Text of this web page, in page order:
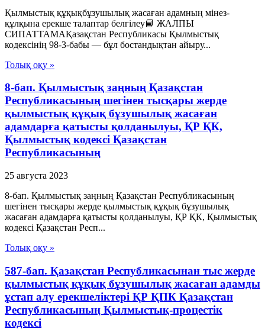
Қылмыстық құқықбұзушылық жасаған адамның мінез-
құлқына ерекше талаптар белгілеу📘 ЖАЛПЫ
СИПАТТАМАҚазақстан Республикасы Қылмыстық
кодексінің 98-3-бабы — бұл бостандықтан айыру...
Толық оқу »
8-бап. Қылмыстық заңның Қазақстан
Республикасының шегiнен тысқары жерде
қылмыстық құқық бұзушылық жасаған
адамдарға қатысты қолданылуы, ҚР ҚК,
Қылмыстық кодексi Қазақстан
Республикасының
25 августа 2023
8-бап. Қылмыстық заңның Қазақстан Республикасының
шегiнен тысқары жерде қылмыстық құқық бұзушылық
жасаған адамдарға қатысты қолданылуы, ҚР ҚК, Қылмыстық
кодексi Қазақстан Респ...
Толық оқу »
587-бап. Қазақстан Республикасынан тыс жерде
қылмыстық құқық бұзушылық жасаған адамды
ұстап алу ерекшеліктері ҚР ҚПК Қазақстан
Республикасының Қылмыстық-процестік
кодексi